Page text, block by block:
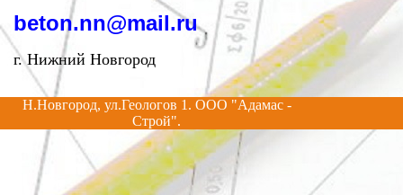
beton.nn@mail.ru
г. Нижний Новгород
Н.Новгород, ул.Геологов 1. ООО "Адамас -
Строй".